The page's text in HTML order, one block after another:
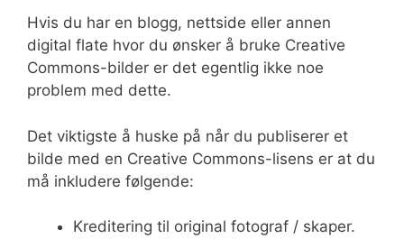
Hvis du har en blogg, nettside eller annen
digital flate hvor du ønsker å bruke Creative
Commons-bilder er det egentlig ikke noe
problem med dette.
Det viktigste å huske på når du publiserer et
bilde med en Creative Commons-lisens er at du
må inkludere følgende:
Kreditering til original fotograf / skaper.